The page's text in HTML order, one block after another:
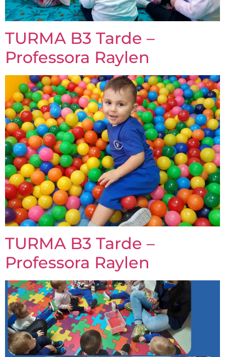
TURMA B3 Tarde –
Professora Raylen
TURMA B3 Tarde –
Professora Raylen